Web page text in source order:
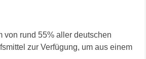
von rund 55% aller deutschen
zur Verfügung, um aus einem